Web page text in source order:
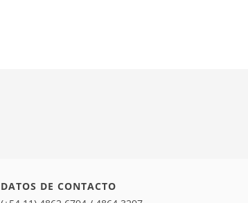
DATOS DE CONTACTO